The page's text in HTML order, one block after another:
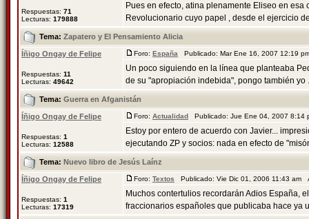
Respuestas: 71
Lecturas: 179888
Pues en efecto, atina plenamente Eliseo en
Revolucionario cuyo papel , desde el ejercicio
Tema: Zapatero y El Pensamiento Alicia
Íñigo Ongay de Felipe
Respuestas: 11
Lecturas: 49642
Foro: España Publicado: Mar Ene 16, 2007 12:19
Un poco siguiendo en la línea que planteaba
de su "apropiación indebida", pongo también yo
Tema: Guerra en Afganistán
Íñigo Ongay de Felipe
Respuestas: 1
Lecturas: 12588
Foro: Actualidad Publicado: Jue Ene 04, 2007
Estoy por entero de acuerdo con Javier...
ejecutando ZP y socios: nada en efecto de
Tema: Nuevo libro de Jesús Laínz
Íñigo Ongay de Felipe
Respuestas: 1
Lecturas: 17319
Foro: Textos Publicado: Vie Dic 01, 2006 11:43 am
Muchos contertulios recordarán Adios España,
fraccionarios españoles que publicaba hace ya